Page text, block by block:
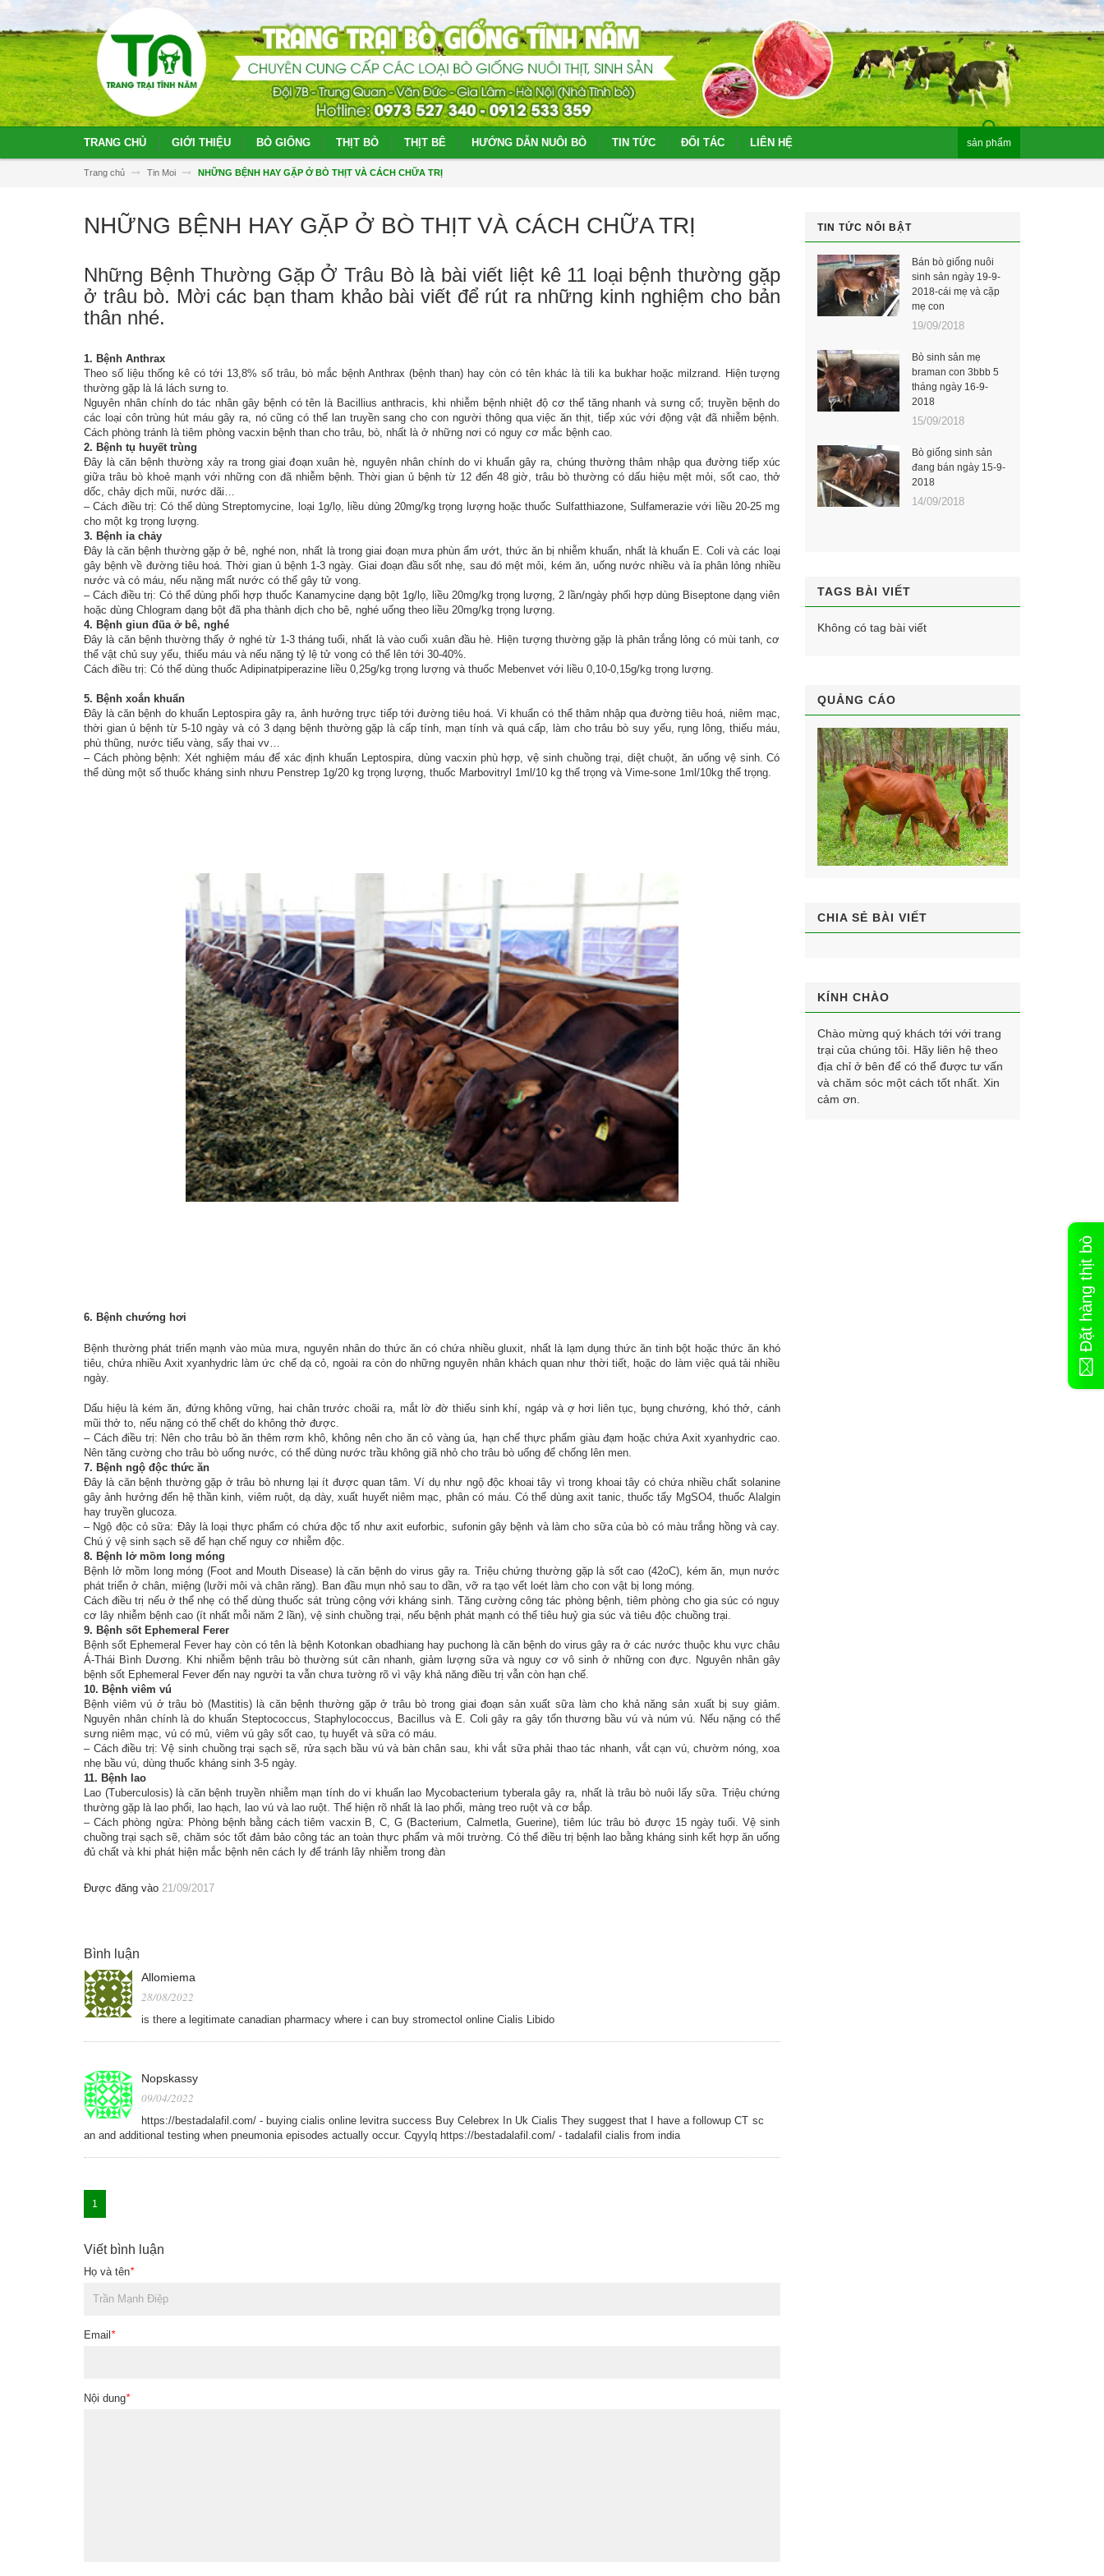
TRANG CHỦ GIỚI THIỆU BÒ GIỐNG THỊT BÒ THỊT BÊ HƯỚNG DẪN NUÔI BÒ TIN TỨC ĐỐI TÁC LIÊN HỆ sản phẩm
Trang chủ Tin Moi NHỮNG BỆNH HAY GẶP Ở BÒ THỊT VÀ CÁCH CHỮA TRỊ
NHỮNG BỆNH HAY GẶP Ở BÒ THỊT VÀ CÁCH CHỮA TRỊ
Những Bệnh Thường Gặp Ở Trâu Bò là bài viết liệt kê 11 loại bệnh thường gặp
ở trâu bò. Mời các bạn tham khảo bài viết để rút ra những kinh nghiệm cho bản
thân nhé.
1. Bệnh Anthrax
Theo số liệu thống kê có tới 13,8% số trâu, bò mắc bệnh Anthrax (bệnh than) hay còn có tên khác là tili ka bukhar hoặc milzrand. Hiện tượng
thường gặp là lá lách sưng to.
Nguyên nhân chính do tác nhân gây bệnh có tên là Bacillius anthracis, khi nhiễm bệnh nhiệt độ cơ thể tăng nhanh và sưng cổ; truyền bệnh do
các loại côn trùng hút máu gây ra, nó cũng có thể lan truyền sang cho con người thông qua việc ăn thịt, tiếp xúc với động vật đã nhiễm bệnh.
Cách phòng tránh là tiêm phòng vacxin bệnh than cho trâu, bò, nhất là ở những nơi có nguy cơ mắc bệnh cao.
2. Bệnh tụ huyết trùng
Đây là căn bệnh thường xảy ra trong giai đoạn xuân hè, nguyên nhân chính do vi khuẩn gây ra, chúng thường thâm nhập qua đường tiếp xúc
giữa trâu bò khoẻ mạnh với những con đã nhiễm bệnh. Thời gian ủ bệnh từ 12 đến 48 giờ, trâu bò thường có dấu hiệu mệt mỏi, sốt cao, thở
dốc, chảy dịch mũi, nước dãi…
– Cách điều trị: Có thể dùng Streptomycine, loại 1g/lọ, liều dùng 20mg/kg trọng lượng hoặc thuốc Sulfatthiazone, Sulfamerazie với liều 20-25 mg
cho một kg trọng lượng.
3. Bệnh ỉa chảy
Đây là căn bệnh thường gặp ở bê, nghé non, nhất là trong giai đoạn mưa phùn ẩm ướt, thức ăn bị nhiễm khuẩn, nhất là khuẩn E. Coli và các loại
gây bệnh về đường tiêu hoá. Thời gian ủ bệnh 1-3 ngày. Giai đoạn đầu sốt nhẹ, sau đó mệt mỏi, kém ăn, uống nước nhiều và ỉa phân lỏng nhiều
nước và có máu, nếu nặng mất nước có thể gây tử vong.
– Cách điều trị: Có thể dùng phối hợp thuốc Kanamycine dạng bột 1g/lọ, liều 20mg/kg trọng lượng, 2 lần/ngày phối hợp dùng Biseptone dạng viên
hoặc dùng Chlogram dạng bột đã pha thành dịch cho bê, nghé uống theo liều 20mg/kg trọng lượng.
4. Bệnh giun đũa ở bê, nghé
Đây là căn bệnh thường thấy ở nghé từ 1-3 tháng tuổi, nhất là vào cuối xuân đầu hè. Hiện tượng thường gặp là phân trắng lỏng có mùi tanh, cơ
thể vật chủ suy yếu, thiếu máu và nếu nặng tỷ lệ tử vong có thể lên tới 30-40%.
Cách điều trị: Có thể dùng thuốc Adipinatpiperazine liều 0,25g/kg trọng lượng và thuốc Mebenvet với liều 0,10-0,15g/kg trọng lượng.
5. Bệnh xoắn khuẩn
Đây là căn bệnh do khuẩn Leptospira gây ra, ảnh hưởng trực tiếp tới đường tiêu hoá. Vi khuẩn có thể thâm nhập qua đường tiêu hoá, niêm mạc,
thời gian ủ bệnh từ 5-10 ngày và có 3 dạng bệnh thường gặp là cấp tính, mạn tính và quá cấp, làm cho trâu bò suy yếu, rụng lông, thiếu máu,
phù thũng, nước tiểu vàng, sẩy thai vv…
– Cách phòng bệnh: Xét nghiệm máu để xác định khuẩn Leptospira, dùng vacxin phù hợp, vệ sinh chuồng trại, diệt chuột, ăn uống vệ sinh. Có
thể dùng một số thuốc kháng sinh nhưu Penstrep 1g/20 kg trọng lượng, thuốc Marbovitryl 1ml/10 kg thể trọng và Vime-sone 1ml/10kg thể trọng.
6. Bệnh chướng hơi
Bệnh thường phát triển mạnh vào mùa mưa, nguyên nhân do thức ăn có chứa nhiều gluxit, nhất là lạm dụng thức ăn tinh bột hoặc thức ăn khó
tiêu, chứa nhiều Axit xyanhydric làm ức chế dạ cỏ, ngoài ra còn do những nguyên nhân khách quan như thời tiết, hoặc do làm việc quá tải nhiều
ngày.
Dấu hiệu là kém ăn, đứng không vững, hai chân trước choãi ra, mắt lờ đờ thiếu sinh khí, ngáp và ợ hơi liên tục, bụng chướng, khó thở, cánh
mũi thở to, nếu nặng có thể chết do không thở được.
– Cách điều trị: Nên cho trâu bò ăn thêm rơm khô, không nên cho ăn cỏ vàng úa, hạn chế thực phẩm giàu đạm hoặc chứa Axit xyanhydric cao.
Nên tăng cường cho trâu bò uống nước, có thể dùng nước trầu không giã nhỏ cho trâu bò uống để chống lên men.
7. Bệnh ngộ độc thức ăn
Đây là căn bệnh thường gặp ở trâu bò nhưng lại ít được quan tâm. Ví dụ như ngộ độc khoai tây vì trong khoai tây có chứa nhiều chất solanine
gây ảnh hưởng đến hệ thần kinh, viêm ruột, dạ dày, xuất huyết niêm mạc, phân có máu. Có thể dùng axit tanic, thuốc tẩy MgSO4, thuốc Alalgin
hay truyền glucoza.
– Ngộ độc cỏ sữa: Đây là loại thực phẩm có chứa độc tố như axit euforbic, sufonin gây bệnh và làm cho sữa của bò có màu trắng hồng và cay.
Chú ý vệ sinh sạch sẽ để hạn chế nguy cơ nhiễm độc.
8. Bệnh lở mồm long móng
Bệnh lở mồm long móng (Foot and Mouth Disease) là căn bệnh do virus gây ra. Triệu chứng thường gặp là sốt cao (42oC), kém ăn, mụn nước
phát triển ở chân, miệng (lưỡi môi và chân răng). Ban đầu mụn nhỏ sau to dần, vỡ ra tạo vết loét làm cho con vật bị long móng.
Cách điều trị nếu ở thể nhẹ có thể dùng thuốc sát trùng cộng với kháng sinh. Tăng cường công tác phòng bệnh, tiêm phòng cho gia súc có nguy
cơ lây nhiễm bệnh cao (ít nhất mỗi năm 2 lần), vệ sinh chuồng trại, nếu bệnh phát mạnh có thể tiêu huỷ gia súc và tiêu độc chuồng trại.
9. Bệnh sốt Ephemeral Ferer
Bệnh sốt Ephemeral Fever hay còn có tên là bệnh Kotonkan obadhiang hay puchong là căn bệnh do virus gây ra ở các nước thuộc khu vực châu
Á-Thái Bình Dương. Khi nhiễm bệnh trâu bò thường sút cân nhanh, giảm lượng sữa và nguy cơ vô sinh ở những con đực. Nguyên nhân gây
bệnh sốt Ephemeral Fever đến nay người ta vẫn chưa tường rõ vì vậy khả năng điều trị vẫn còn hạn chế.
10. Bệnh viêm vú
Bệnh viêm vú ở trâu bò (Mastitis) là căn bệnh thường gặp ở trâu bò trong giai đoạn sản xuất sữa làm cho khả năng sản xuất bị suy giảm.
Nguyên nhân chính là do khuẩn Steptococcus, Staphylococcus, Bacillus và E. Coli gây ra gây tổn thương bầu vú và núm vú. Nếu nặng có thể
sưng niêm mạc, vú có mủ, viêm vú gây sốt cao, tụ huyết và sữa có máu.
– Cách điều trị: Vệ sinh chuồng trại sạch sẽ, rửa sạch bầu vú và bàn chân sau, khi vắt sữa phải thao tác nhanh, vắt cạn vú, chườm nóng, xoa
nhẹ bầu vú, dùng thuốc kháng sinh 3-5 ngày.
11. Bệnh lao
Lao (Tuberculosis) là căn bệnh truyền nhiễm mạn tính do vi khuẩn lao Mycobacterium tyberala gây ra, nhất là trâu bò nuôi lấy sữa. Triệu chứng
thường gặp là lao phổi, lao hạch, lao vú và lao ruột. Thể hiện rõ nhất là lao phổi, màng treo ruột và cơ bắp.
– Cách phòng ngừa: Phòng bệnh bằng cách tiêm vacxin B, C, G (Bacterium, Calmetla, Guerine), tiêm lúc trâu bò được 15 ngày tuổi. Vệ sinh
chuồng trại sạch sẽ, chăm sóc tốt đảm bảo công tác an toàn thực phẩm và môi trường. Có thể điều trị bệnh lao bằng kháng sinh kết hợp ăn uống
đủ chất và khi phát hiện mắc bệnh nên cách ly để tránh lây nhiễm trong đàn
Được đăng vào 21/09/2017
Bình luận
Allomiema
28/08/2022
is there a legitimate canadian pharmacy where i can buy stromectol online Cialis Libido
Nopskassy
09/04/2022
https://bestadalafil.com/ - buying cialis online levitra success Buy Celebrex In Uk Cialis They suggest that I have a followup CT sc
an and additional testing when pneumonia episodes actually occur. Cqyylq https://bestadalafil.com/ - tadalafil cialis from india
1
Viết bình luận
Họ và tên*
Email *
Nội dung*
TIN TỨC NỔI BẬT
Bán bò giống nuôi
sinh sản ngày 19-9-
2018-cái mẹ và cặp
mẹ con
19/09/2018
Bò sinh sản mẹ
braman con 3bbb 5
tháng ngày 16-9-
2018
15/09/2018
Bò giống sinh sản
đang bán ngày 15-9-
2018
14/09/2018
TAGS BÀI VIẾT
Không có tag bài viết
QUẢNG CÁO
CHIA SẺ BÀI VIẾT
KÍNH CHÀO
Chào mừng quý khách tới với trang
trại của chúng tôi. Hãy liên hệ theo
địa chỉ ở bên để có thể được tư vấn
và chăm sóc một cách tốt nhất. Xin
cảm ơn.
Đặt hàng thịt bò